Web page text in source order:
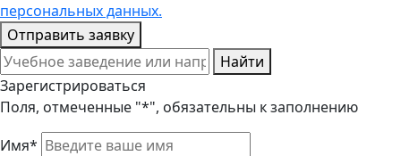
персональных данных.
Отправить заявку
Найти
Зарегистрироваться
Поля, отмеченные "*", обязательны к заполнению
Имя*